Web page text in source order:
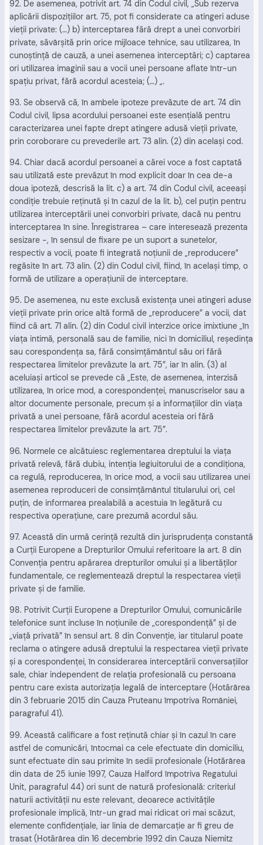
92. De asemenea, potrivit art. 74 din Codul civil, „Sub rezerva
aplicării dispoziţiilor art. 75, pot fi considerate ca atingeri aduse
vieţii private: (…) b) interceptarea fără drept a unei convorbiri
private, săvârşită prin orice mijloace tehnice, sau utilizarea, în
cunoştinţă de cauză, a unei asemenea interceptări; c) captarea
ori utilizarea imaginii sau a vocii unei persoane aflate într-un
spaţiu privat, fără acordul acesteia; (…) „.
93. Se observă că, în ambele ipoteze prevăzute de art. 74 din
Codul civil, lipsa acordului persoanei este esenţială pentru
caracterizarea unei fapte drept atingere adusă vieţii private,
prin coroborare cu prevederile art. 73 alin. (2) din acelaşi cod.
94. Chiar dacă acordul persoanei a cărei voce a fost captată
sau utilizată este prevăzut în mod explicit doar în cea de-a
doua ipoteză, descrisă la lit. c) a art. 74 din Codul civil, aceeaşi
condiţie trebuie reţinută şi în cazul de la lit. b), cel puţin pentru
utilizarea interceptării unei convorbiri private, dacă nu pentru
interceptarea în sine. Înregistrarea – care interesează prezenta
sesizare -, în sensul de fixare pe un suport a sunetelor,
respectiv a vocii, poate fi integrată noţiunii de „reproducere”
regăsite în art. 73 alin. (2) din Codul civil, fiind, în acelaşi timp, o
formă de utilizare a operaţiunii de interceptare.
95. De asemenea, nu este exclusă existenţa unei atingeri aduse
vieţii private prin orice altă formă de „reproducere” a vocii, dat
fiind că art. 71 alin. (2) din Codul civil interzice orice imixtiune „în
viaţa intimă, personală sau de familie, nici în domiciliul, reşedinţa
sau corespondenţa sa, fără consimţământul său ori fără
respectarea limitelor prevăzute la art. 75”, iar în alin. (3) al
aceluiaşi articol se prevede că „Este, de asemenea, interzisă
utilizarea, în orice mod, a corespondenţei, manuscriselor sau a
altor documente personale, precum şi a informaţiilor din viaţa
privată a unei persoane, fără acordul acesteia ori fără
respectarea limitelor prevăzute la art. 75”.
96. Normele ce alcătuiesc reglementarea dreptului la viaţa
privată relevă, fără dubiu, intenţia legiuitorului de a condiţiona,
ca regulă, reproducerea, în orice mod, a vocii sau utilizarea unei
asemenea reproduceri de consimţământul titularului ori, cel
puţin, de informarea prealabilă a acestuia în legătură cu
respectiva operaţiune, care prezumă acordul său.
97. Această din urmă cerinţă rezultă din jurisprudenţa constantă
a Curţii Europene a Drepturilor Omului referitoare la art. 8 din
Convenţia pentru apărarea drepturilor omului şi a libertăţilor
fundamentale, ce reglementează dreptul la respectarea vieţii
private şi de familie.
98. Potrivit Curţii Europene a Drepturilor Omului, comunicările
telefonice sunt incluse în noţiunile de „corespondenţă” şi de
„viaţă privată” în sensul art. 8 din Convenţie, iar titularul poate
reclama o atingere adusă dreptului la respectarea vieţii private
şi a corespondenţei, în considerarea interceptării conversaţiilor
sale, chiar independent de relaţia profesională cu persoana
pentru care exista autorizaţia legală de interceptare (Hotărârea
din 3 februarie 2015 din Cauza Pruteanu împotriva României,
paragraful 41).
99. Această calificare a fost reţinută chiar şi în cazul în care
astfel de comunicări, întocmai ca cele efectuate din domiciliu,
sunt efectuate din sau primite în sedii profesionale (Hotărârea
din data de 25 iunie 1997, Cauza Halford împotriva Regatului
Unit, paragraful 44) ori sunt de natură profesională: criteriul
naturii activităţii nu este relevant, deoarece activităţile
profesionale implică, într-un grad mai ridicat ori mai scăzut,
elemente confidenţiale, iar linia de demarcaţie ar fi greu de
trasat (Hotărârea din 16 decembrie 1992 din Cauza Niemitz